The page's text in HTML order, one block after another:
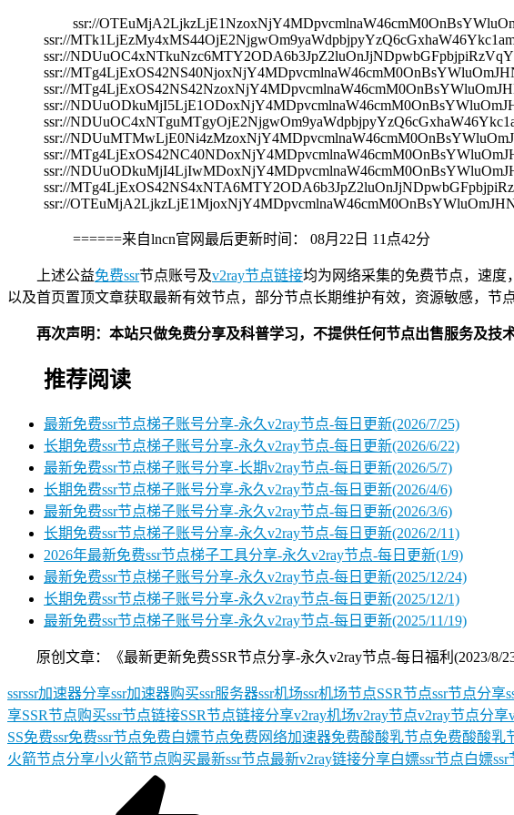
ssr://
ssr://
ssr://
ssr://
ssr://
ssr://
ssr://
ssr://
ssr://
ssr://
ssr://
ssr://
======来自lncn官网最后更新时间： 08月22日 11点42分
上述公益免费ssr节点账号及v2ray节点链接均为网络采集的免费节点，速度
以及首页置顶文章获取最新有效节点，部分节点长期维护有效，资源敏感，节
再次声明：本站只做免费分享及科普学习，不提供任何节点出售服务及技
推荐阅读
最新免费ssr节点梯子账号分享-永久v2ray节点-每日更新(2026/7/25)
长期免费ssr节点梯子账号分享-永久v2ray节点-每日更新(2026/6/22)
最新免费ssr节点梯子账号分享-长期v2ray节点-每日更新(2026/5/7)
长期免费ssr节点梯子账号分享-永久v2ray节点-每日更新(2026/4/6)
最新免费ssr节点梯子账号分享-永久v2ray节点-每日更新(2026/3/6)
长期免费ssr节点梯子账号分享-永久v2ray节点-每日更新(2026/2/11)
2026年最新免费ssr节点梯子工具分享-永久v2ray节点-每日更新(1/9)
最新免费ssr节点梯子账号分享-永久v2ray节点-每日更新(2025/12/24)
长期免费ssr节点梯子账号分享-永久v2ray节点-每日更新(2025/12/1)
最新免费ssr节点梯子账号分享-永久v2ray节点-每日更新(2025/11/19)
原创文章：《最新更新免费SSR节点分享-永久v2ray节点-每日福利(2023/8/
ssrssr加速器分享ssr加速器购买ssr服务器ssr机场ssr机场节点SSR节点ssr节点分享
享SSR节点购买ssr节点链接SSR节点链接分享v2ray机场v2ray节点v2ray节点分享
SS免费ssr免费ssr节点免费白嫖节点免费网络加速器免费酸酸乳节点免费酸酸乳
火箭节点分享小火箭节点购买最新ssr节点最新v2ray链接分享白嫖ssr节点白嫖